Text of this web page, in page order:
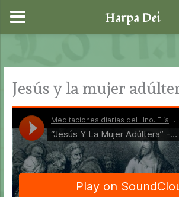
contenido
Jesús y la mujer
Harpa Dei